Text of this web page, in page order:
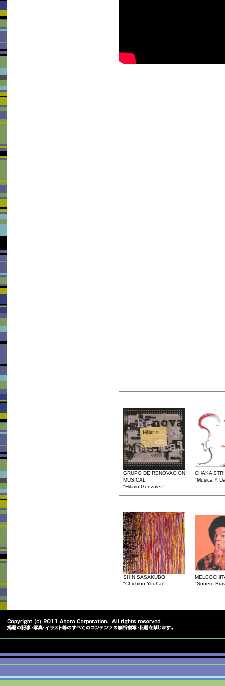
GRUPO DE RENOVACION
MUSICAL
"Hilario Gonzalez"
CHAKA
"Musica Y
SHIN SASAKUBO
"Chichibu Youhai"
"Sonero